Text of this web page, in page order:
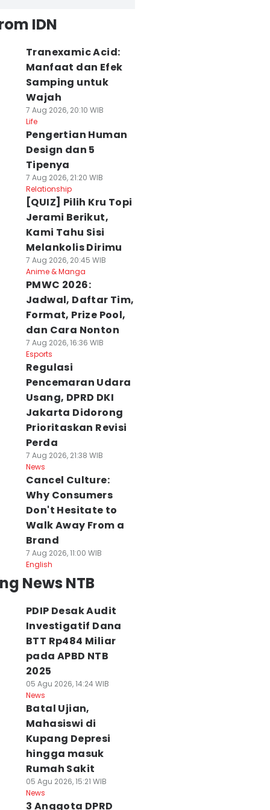
IDN
Tranexamic Acid:
Manfaat dan Efek
Samping untuk
Wajah
7 Aug 2026, 20:10 WIB
Life
Pengertian Human
Design dan 5
Tipenya
7 Aug 2026, 21:20 WIB
Relationship
[QUIZ] Pilih Kru Topi
Jerami Berikut,
Kami Tahu Sisi
Melankolis Dirimu
7 Aug 2026, 20:45 WIB
Anime & Manga
PMWC 2026:
Jadwal, Daftar Tim,
Format, Prize Pool,
dan Cara Nonton
7 Aug 2026, 16:36 WIB
Esports
Regulasi
Pencemaran Udara
Usang, DPRD DKI
Jakarta Didorong
Prioritaskan Revisi
Perda
7 Aug 2026, 21:38 WIB
News
Cancel Culture:
Why Consumers
Don't Hesitate to
Walk Away From a
Brand
7 Aug 2026, 11:00 WIB
English
News NTB
PDIP Desak Audit
Investigatif Dana
BTT Rp484 Miliar
pada APBD NTB
2025
05 Agu 2026, 14:24 WIB
News
Batal Ujian,
Mahasiswi di
Kupang Depresi
hingga masuk
Rumah Sakit
05 Agu 2026, 15:21 WIB
News
3 Anggota DPRD